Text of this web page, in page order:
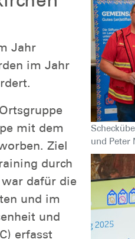
und Peter
Jahr
im Jahr
mit dem
Ziel
durch
war dafür die
und im
und
erfasst